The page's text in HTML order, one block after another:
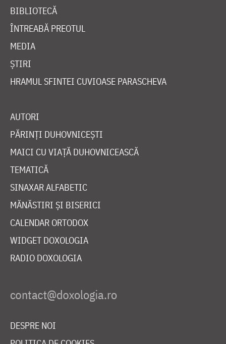
BIBLIOTECĂ
ÎNTREABĂ PREOTUL
MEDIA
ȘTIRI
HRAMUL SFINTEI CUVIOASE PARASCHEVA
AUTORI
PĂRINȚI DUHOVNICEȘTI
MAICI CU VIAȚĂ DUHOVNICEASCĂ
TEMATICĂ
SINAXAR ALFABETIC
MĂNĂSTIRI ȘI BISERICI
CALENDAR ORTODOX
WIDGET DOXOLOGIA
RADIO DOXOLOGIA
DESPRE NOI